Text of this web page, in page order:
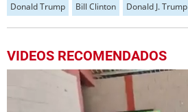
Donald Trump Bill Clinton Donald J. Trump
VIDEOS RECOMENDADOS